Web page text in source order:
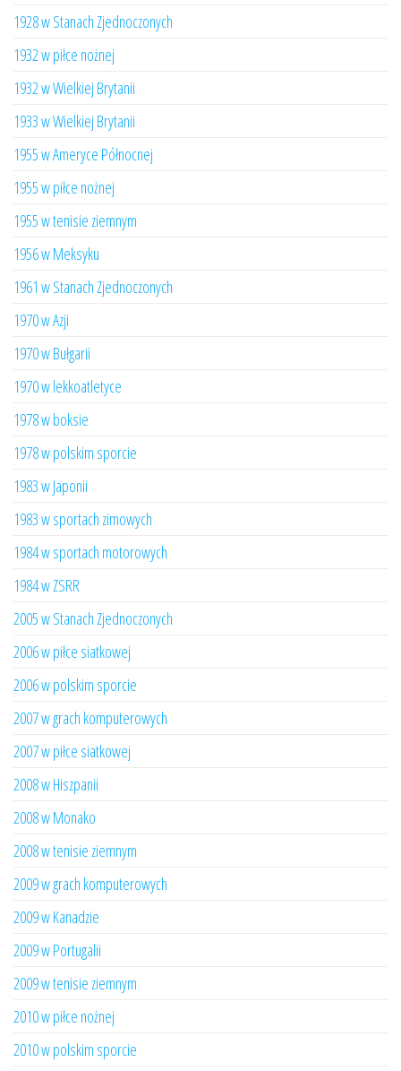
1928 w Stanach Zjednoczonych
1932 w piłce nożnej
1932 w Wielkiej Brytanii
1933 w Wielkiej Brytanii
1955 w Ameryce Północnej
1955 w piłce nożnej
1955 w tenisie ziemnym
1956 w Meksyku
1961 w Stanach Zjednoczonych
1970 w Azji
1970 w Bułgarii
1970 w lekkoatletyce
1978 w boksie
1978 w polskim sporcie
1983 w Japonii
1983 w sportach zimowych
1984 w sportach motorowych
1984 w ZSRR
2005 w Stanach Zjednoczonych
2006 w piłce siatkowej
2006 w polskim sporcie
2007 w grach komputerowych
2007 w piłce siatkowej
2008 w Hiszpanii
2008 w Monako
2008 w tenisie ziemnym
2009 w grach komputerowych
2009 w Kanadzie
2009 w Portugalii
2009 w tenisie ziemnym
2010 w piłce nożnej
2010 w polskim sporcie